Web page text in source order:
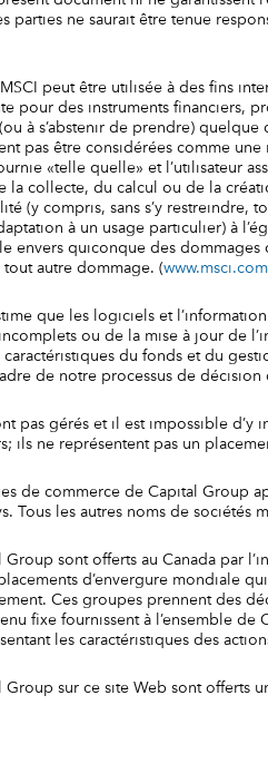
parties ne saurait être tenue
MSCI peut être utilisée à des fins
pour des instruments financiers,
à s’abstenir de prendre)
pas être considérées comme
«telle quelle» et l’utilisateur
la collecte, du calcul ou de la
(y compris, sans s’y restreindre,
à un usage particulier) à
envers quiconque des
autre dommage. (www.msci.com
que les logiciels et
ou de la mise à jour de
du fonds et du
de notre processus de décision
pas gérés et il est impossible
ils ne représentent pas un
de commerce de Capital Group
Tous les autres noms de
Group sont offerts au Canada par
d’envergure mondiale
Ces groupes prennent des
fixe fournissent à l’ensemble
les caractéristiques des
Group sur ce site Web sont offerts